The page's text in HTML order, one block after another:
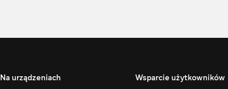
Na urządzeniach Wsparcie użytkowników